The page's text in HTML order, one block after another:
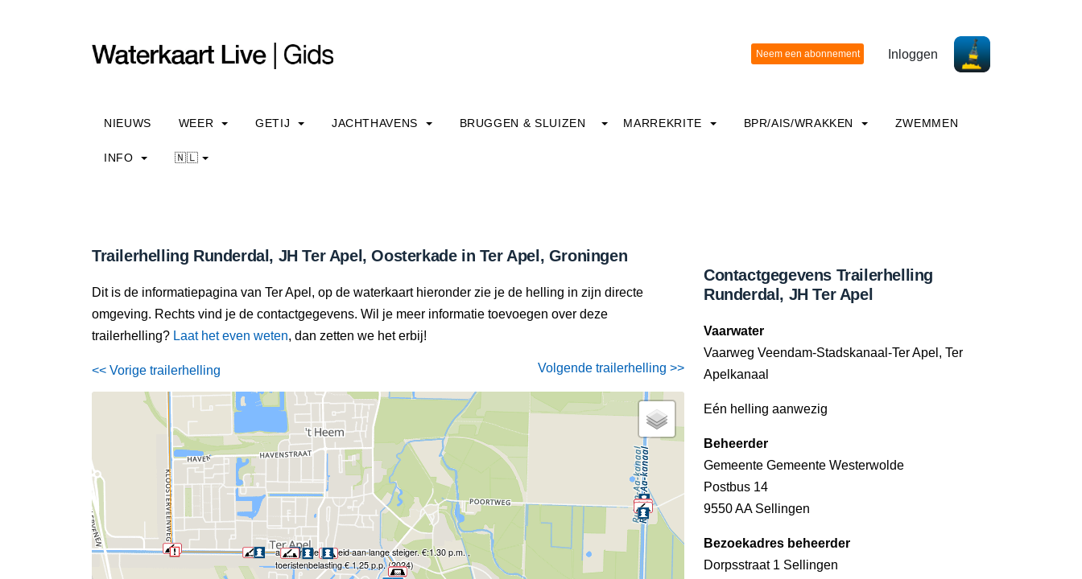
Inloggen
NIEUWS WEER GETIJ JACHTHAVENS BRUGGEN & SLUIZEN MARREKRITE BPR/AIS/WRAKKEN ZWEMMEN
INFO 🇳🇱
Trailerhelling Runderdal, JH Ter Apel, Oosterkade in Ter Apel, Groningen
Dit is de informatiepagina van Ter Apel, op de waterkaart hieronder zie je de helling in zijn directe
omgeving. Rechts vind je de contactgegevens. Wil je meer informatie toevoegen over deze
trailerhelling? Laat het even weten, dan zetten we het erbij!
<< Vorige trailerhelling Volgende trailerhelling >>
afmeergelegenheid aan lange steiger. €:1.30 p.m. ,
toeristenbelasting € 1,25 p.p. (2024)
Contactgegevens Trailerhelling
Runderdal, JH Ter Apel
Vaarwater
Vaarweg Veendam-Stadskanaal-Ter Apel, Ter
Apelkanaal
Eén helling aanwezig
Beheerder
Gemeente Gemeente Westerwolde
Postbus 14
9550 AA Sellingen
Bezoekadres beheerder
Dorpsstraat 1 Sellingen